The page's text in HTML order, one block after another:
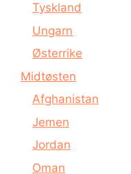
Tyskland
Ungarn
Østerrike
Midtøsten
Afghanistan
Jemen
Jordan
Oman